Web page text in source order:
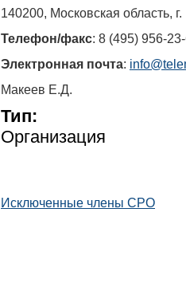
140200, Московская область,
Телефон/факс: 8 (495) 956-
Электронная почта:
Макеев Е.Д.
Тип:
Организация
Исключенные члены СРО